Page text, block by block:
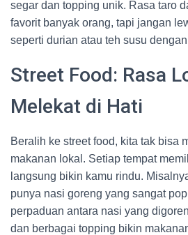
segar dan topping unik. Rasa taro
favorit banyak orang, tapi jangan
seperti durian atau teh susu
Street Food: Rasa
Melekat di Hati
Beralih ke street food, kita tak bisa
makanan lokal. Setiap tempat
langsung bikin kamu rindu.
punya nasi goreng yang sangat
perpaduan antara nasi yang
dan berbagai topping bikin